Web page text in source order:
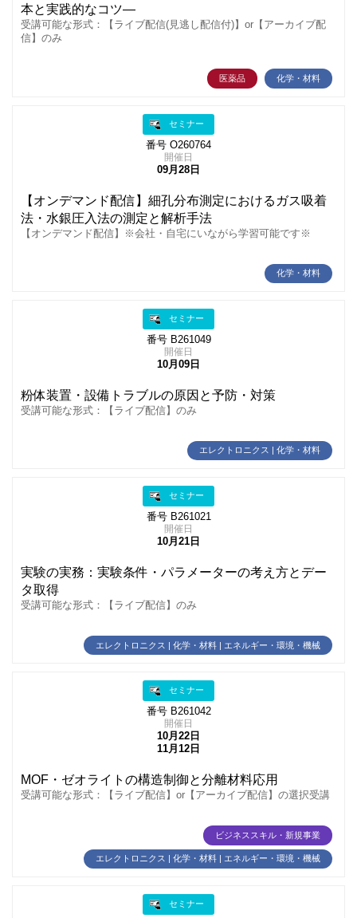
本と実践的なコツ―
受講可能な形式：【ライブ配信(見逃し配信付)】or【アーカイブ配
信】のみ
医薬品 化学・材料
セミナー
番号 O260764
開催日
09月28日
【オンデマンド配信】細孔分布測定におけるガス吸着
法・水銀圧入法の測定と解析手法
【オンデマンド配信】※会社・自宅にいながら学習可能です※
化学・材料
セミナー
番号 B261049
開催日
10月09日
粉体装置・設備トラブルの原因と予防・対策
受講可能な形式：【ライブ配信】のみ
エレクトロニクス | 化学・材料
セミナー
番号 B261021
開催日
10月21日
実験の実務：実験条件・パラメーターの考え方とデー
タ取得
受講可能な形式：【ライブ配信】のみ
エレクトロニクス | 化学・材料 | エネルギー・環境・機械
セミナー
番号 B261042
開催日
10月22日
11月12日
MOF・ゼオライトの構造制御と分離材料応用
受講可能な形式：【ライブ配信】or【アーカイブ配信】の選択受講
ビジネススキル・新規事業
エレクトロニクス | 化学・材料 | エネルギー・環境・機械
セミナー